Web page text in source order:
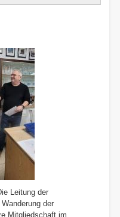
Leitung der
der
Mitgliedschaft im